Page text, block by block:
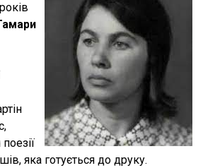
яка готується до друку.